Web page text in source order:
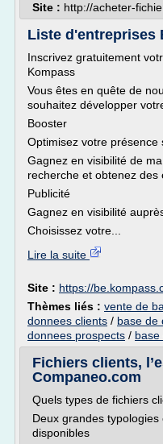
Site : http://acheter-
Liste d'entreprises
Inscrivez gratuitement
Kompass
Vous êtes en quête de
souhaitez développer
Booster
Optimisez votre présence
Gagnez en visibilité de
recherche et obtenez des
Publicité
Gagnez en visibilité
Choisissez votre...
Lire la suite
Site : https://
Thèmes liés : vente de
donnees clients / base de
donnees prospects / base
Fichiers clients,
Companeo.com
Quels types de fichiers
Deux grandes
disponibles